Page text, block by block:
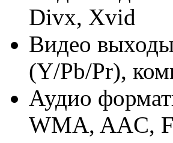
Divx, Xvid
Видео
(Y/Pb/Pr),
Аудио
WMA, AAC,